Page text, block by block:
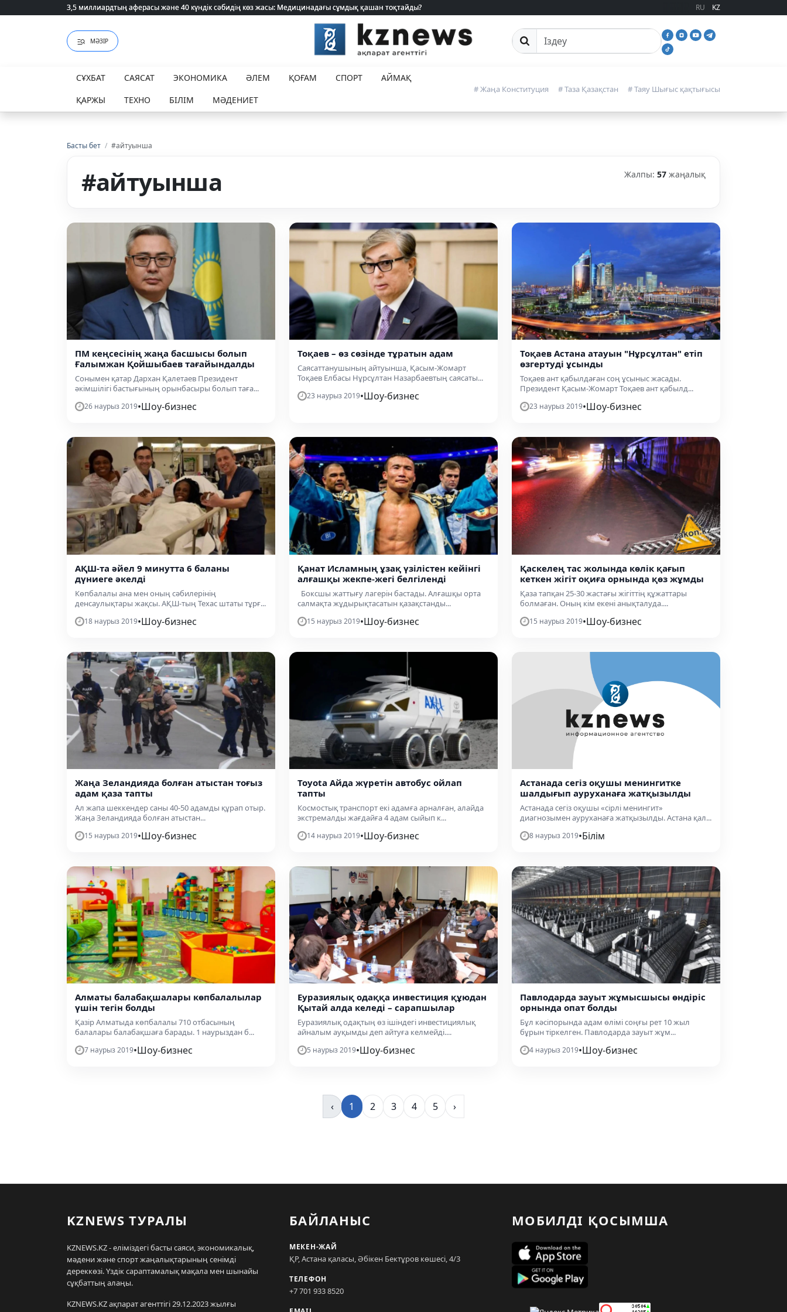
3,5 миллиардтың аферасы және 40 күндік сәбидің көз жасы: Медицинадағы сұмдық қашан тоқтайды?
3,5 миллиардтың аферасы және 40 күндік сәбидің көз жасы: Медицинадағы сұмдық қашан тоқтайды? RU KZ
МӘЗІР Сайттан іздеу
СҰХБАТ САЯСАТ ЭКОНОМИКА ӘЛЕМ ҚОҒАМ СПОРТ
АЙМАҚ
ҚАРЖЫ
ТЕХНО БІЛІМ МӘДЕНИЕТ
# Жаңа Конституция # Таза Қазақстан # Таяу Шығыс қақтығысы
Басты бет / #айтуынша
#айтуынша Жалпы: 57 жаңалық
ПМ кеңсесінің жаңа басшысы болып
Ғалымжан Қойшыбаев тағайындалды
Сонымен қатар Дархан Қалетаев Президент
әкімшілігі бастығының орынбасыры болып таға...
26 наурыз 2019•Шоу-бизнес
Тоқаев – өз сөзінде тұратын адам
Саясаттанушының айтуынша, Қасым-Жомарт
Тоқаев Елбасы Нұрсұлтан Назарбаевтың саясаты...
23 наурыз 2019•Шоу-бизнес
Тоқаев Астана атауын "Нұрсұлтан" етіп
өзгертуді ұсынды
Тоқаев ант қабылдаған соң ұсыныс жасады.
Президент Қасым-Жомарт Тоқаев ант қабылд...
23 наурыз 2019•Шоу-бизнес
АҚШ-та әйел 9 минутта 6 баланы
дүниеге әкелді
Көпбалалы ана мен оның сәбилерінің
денсаулықтары жақсы. АҚШ-тың Техас штаты тұрғ...
18 наурыз 2019•Шоу-бизнес
Қанат Исламның ұзақ үзілістен кейінгі
алғашқы жекпе-жегі белгіленді
Боксшы жаттығу лагерін бастады. Алғашқы орта
салмақта жұдырықтасатын қазақстанды...
15 наурыз 2019•Шоу-бизнес
Қаскелең тас жолында көлік қағып
кеткен жігіт оқиға орнында қөз жұмды
Қаза тапқан 25-30 жастағы жігіттің құжаттары
болмаған. Оның кім екені анықталуда....
15 наурыз 2019•Шоу-бизнес
Жаңа Зеландияда болған атыстан тоғыз
адам қаза тапты
Ал жапа шеккендер саны 40-50 адамды құрап отыр.
Жаңа Зеландияда болған атыстан...
15 наурыз 2019•Шоу-бизнес
Тоyota Айда жүретін автобус ойлап
тапты
Космостық транспорт екі адамға арналған, алайда
экстремалды жағдайға 4 адам сыйып к...
14 наурыз 2019•Шоу-бизнес
Астанада сегіз оқушы менингитке
шалдығып ауруханаға жатқызылды
Астанада сегіз оқушы «сірлі менингит»
диагнозымен ауруханаға жатқызылды. Астана қал...
8 наурыз 2019•Білім
Алматы балабақшалары көпбалалылар
үшін тегін болды
Қазір Алматыда көпбалалы 710 отбасының
балалары балабақшаға барады. 1 наурыздан б...
7 наурыз 2019•Шоу-бизнес
Еуразиялық одаққа инвестиция құюдан
Қытай алда келеді – сарапшылар
Еуразиялық одақтың өз ішіндегі инвестициялық
айналым ауқымды деп айтуға келмейді....
5 наурыз 2019•Шоу-бизнес
Павлодарда зауыт жұмысшысы өндіріс
орнында опат болды
Бұл кәсіпорында адам өлімі соңғы рет 10 жыл
бұрын тіркелген. Павлодарда зауыт жұм...
4 наурыз 2019•Шоу-бизнес
‹ 1 2 3 4 5 ›
KZNEWS ТУРАЛЫ
KZNEWS.KZ - еліміздегі басты саяси, экономикалық,
мәдени және спорт жаңалықтарының сенімді
дереккөзі. Үздік сараптамалық мақала мен шынайы
сұқбаттың алаңы.
KZNEWS.KZ ақпарат агенттігі 29.12.2023 жылғы
БАЙЛАНЫС
МЕКЕН-ЖАЙ
ҚР, Астана қаласы, Әбікен Бектұров көшесі, 4/3
ТЕЛЕФОН
+7 701 933 8520
МОБИЛДІ ҚОСЫМША